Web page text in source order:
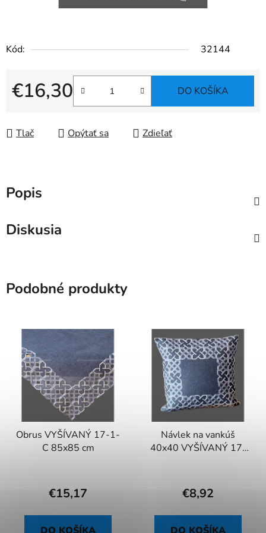
Kód: 32144
€16,30
Jednotková cena:
DO KOŠÍKA
Tlač Opýtať sa Zdieľať
Popis
Diskusia
Podobné produkty
Obrus VYŠÍVANÝ 17-1-
C 85x85 cm
€15,17
Návlek na vankúš
40x40 VYŠÍVANÝ 17-
€8,92